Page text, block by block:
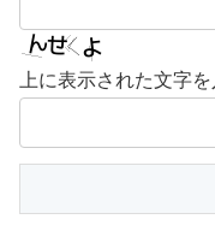
上に表示された文字